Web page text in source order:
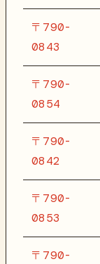
〒790-
0843
〒790-
0854
〒790-
0842
〒790-
0853
〒790-